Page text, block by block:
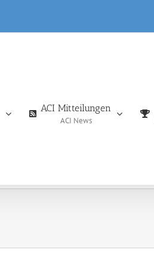
ACI Mitteilungen
ACI News